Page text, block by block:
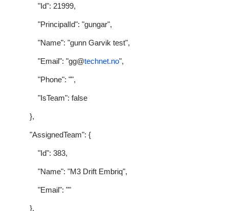
"Id": 21999,
"PrincipalId": "gungar",
"Name": "gunn Garvik test",
"Email": "gg@technet.no",
"Phone": "",
"IsTeam": false
},
"AssignedTeam": {
"Id": 383,
"Name": "M3 Drift Embriq",
"Email": ""
},